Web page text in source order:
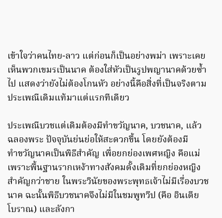
เข้าใจว่าคนไทย-ลาว แต่ก่อนก็เป็นอย่างพม่า เพราะเคย
เห็นพวกเขมรเป็นนาค ต้องใส่หัวเป็นรูปพญานาคด้วยซ้ำ
ไป แสดงว่ายังไม่ต้องโกนหัว อย่างนี้คือสิ่งที่เป็นจริงตาม
ประเพณีเดิมแท้มาแต่แรกทีเดียว
ประเพณีบวชแต่เดิมต้องมีทำขวัญนาค, บวชนาค, แล้ว
ฉลองพระ ปัจจุบันย่นย่อให้สะดวกขึ้น โดยยังต้องมี
ทำขวัญนาคเป็นพิธีสำคัญ เพื่อยกย่องเพศหญิง คือแม่
เพราะพื้นฐานรากเหง้าทางสังคมดั้งเดิมที่ยกย่องหญิง
สำคัญกว่าชาย ในพระวินัยของพระพุทธเจ้าไม่มีเรื่องบวช
นาค ฉะนั้นพิธีบวชนาคจึงไม่มีในชมพูทวีป (คือ อินเดีย
โบราณ) และลังกา